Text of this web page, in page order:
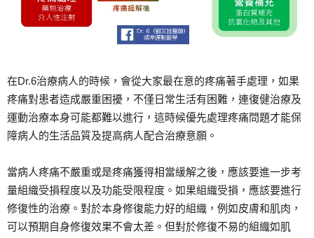
在Dr.6治療病人的時候，會從大家最在意的疼痛著手處理，如果
疼痛對患者造成嚴重困擾，不僅日常生活有困難，連復健治療及
運動治療本身可能都難以進行，這時候優先處理疼痛問題才能保
障病人的生活品質及提高病人配合治療意願。
當病人疼痛不嚴重或是疼痛獲得相當緩解之後，應該要進一步考
量組織受損程度以及功能受限程度。如果組織受損，應該要進行
修復性的治療。對於本身修復能力好的組織，例如皮膚和肌肉，
可以預期自身修復效果不會太差。但對於修復不易的組織如肌